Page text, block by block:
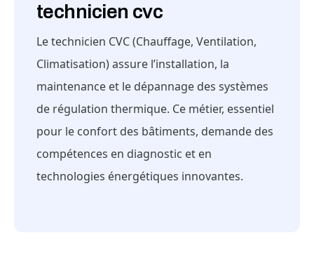
technicien cvc
Le technicien CVC (Chauffage, Ventilation,
Climatisation) assure l’installation, la
maintenance et le dépannage des systèmes
de régulation thermique. Ce métier, essentiel
pour le confort des bâtiments, demande des
compétences en diagnostic et en
technologies énergétiques innovantes.